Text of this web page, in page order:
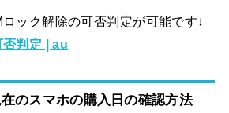
ック解除の可否判定が可能です↓
判定 | au
のスマホの購入日の確認方法